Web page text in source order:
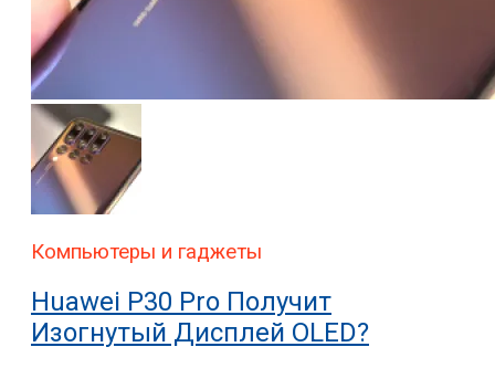
Компьютеры и гаджеты
Huawei P30 Pro Получит
Изогнутый Дисплей OLED?